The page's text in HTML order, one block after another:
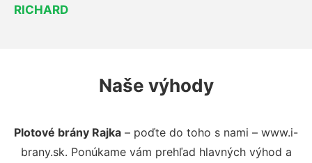
RICHARD
Naše výhody
Plotové brány Rajka – poďte do toho s nami – www.i-
brany.sk. Ponúkame vám prehľad hlavných výhod a